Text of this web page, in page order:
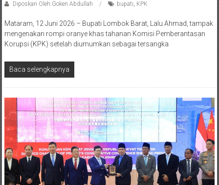
Diposkan Oleh:Goken Abdullah bupati, KPK
Mataram, 12 Juni 2026 – Bupati Lombok Barat, Lalu Ahmad, tampak
mengenakan rompi oranye khas tahanan Komisi Pemberantasan
Korupsi (KPK) setelah diumumkan sebagai tersangka
Baca selengkapnya